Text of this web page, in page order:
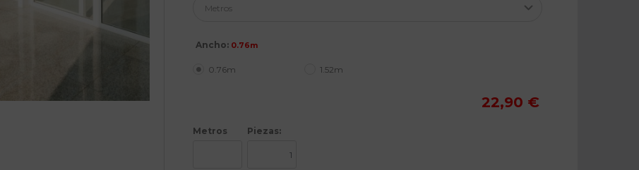
Ancho: 0.76m
0.76m 1.52m
22,90 €
Metros Piezas: